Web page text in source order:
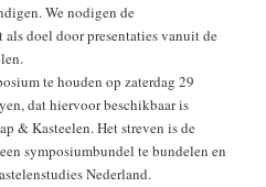
We nodigen de
doel door presentaties vanuit de
te houden op zaterdag 29
dat hiervoor beschikbaar is
& Kasteelen. Het streven is de
symposiumbundel te bundelen en
Nederland.